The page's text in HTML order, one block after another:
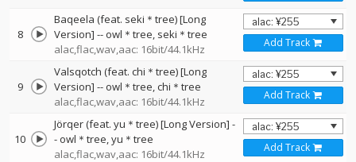
8
Baqeela (feat. seki＊tree) [Long
Version] -- owl＊tree seki＊tree
alac,flac,wav,aac: 16bit/44.1kHz
Add Track
9
Valsqotch (feat. chi＊tree) [Long
Version] -- owl＊tree chi＊tree
alac,flac,wav,aac: 16bit/44.1kHz
Add Track
10
Jörqer (feat. yu＊tree) [Long Version] -
- owl＊tree yu＊tree
alac,flac,wav,aac: 16bit/44.1kHz
Add Track